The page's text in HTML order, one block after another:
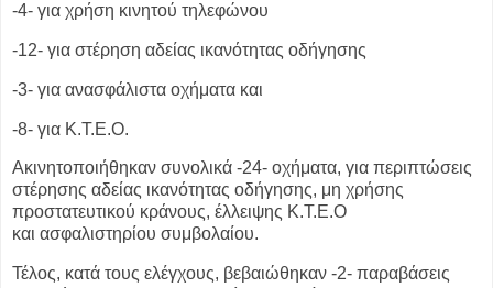
-4- για χρήση κινητού τηλεφώνου
-12- για στέρηση αδείας ικανότητας οδήγησης
-3- για ανασφάλιστα οχήματα και
-8- για Κ.Τ.Ε.Ο.
Ακινητοποιήθηκαν συνολικά -24- οχήματα, για περιπτώσεις
στέρησης αδείας ικανότητας οδήγησης, μη χρήσης
προστατευτικού κράνους, έλλειψης Κ.Τ.Ε.Ο
και ασφαλιστηρίου συμβολαίου.
Τέλος, κατά τους ελέγχους, βεβαιώθηκαν -2- παραβάσεις